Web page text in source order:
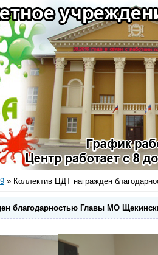
9» Коллектив ЦДТ награжден
благодарностью Главы МО